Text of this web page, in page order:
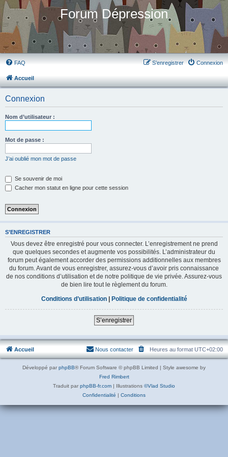
Forum Dépression
FAQ Connexion
S’enregistrer
Accueil
Connexion
Nom d’utilisateur :
Mot de passe :
J’ai oublié mon mot de passe
Se souvenir de moi
Cacher mon statut en ligne pour cette session
S’ENREGISTRER
Vous devez être enregistré pour vous connecter. L’enregistrement ne prend
que quelques secondes et augmente vos possibilités. L’administrateur du
forum peut également accorder des permissions additionnelles aux membres
du forum. Avant de vous enregistrer, assurez-vous d’avoir pris connaissance
de nos conditions d’utilisation et de notre politique de vie privée. Assurez-vous
de bien lire tout le règlement du forum.
Conditions d’utilisation| Politique de confidentialité
S’enregistrer
Accueil Heures au format UTC+02:00
Nous contacter
Développé par phpBB® Forum Software © phpBB Limited | Style awesome by
Fred Rimbert
Traduit par phpBB-fr.com | Illustrations ©Vlad Studio
Confidentialité | Conditions